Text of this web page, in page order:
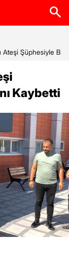
Ateşi Şüphesiyle Bir
Kaybetti